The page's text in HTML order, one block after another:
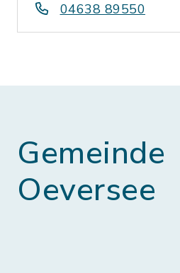
04638 89550
Gemeinde
Oeversee